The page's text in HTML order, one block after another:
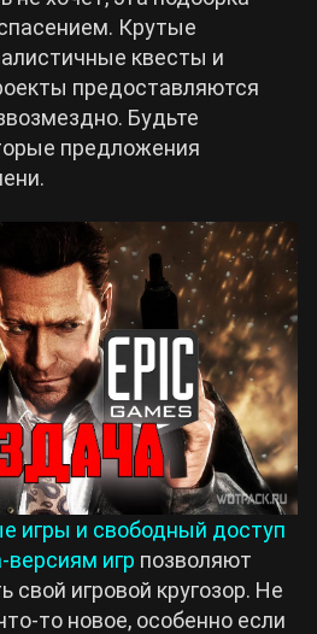
2
2
Крутые
квесты и
предоставляются
Будьте
предложения
игры и свободный доступ
версиям игр позволяют
свой игровой кругозор. Не
то новое, особенно если